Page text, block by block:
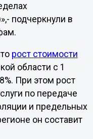
подчеркнули в
рост стоимости
области с 1
При этом рост
по передаче
и предельных
он составит